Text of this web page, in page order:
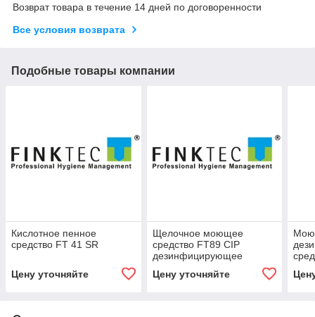
Возврат товара в течение 14 дней по договоренности
Все условия возврата
Подобные товары компании
Кислотное пенное
средство FT 41 SR
Цену уточняйте
Щелочное моющее
средство FT89 CIP
дезинфицирующее
Цену уточняйте